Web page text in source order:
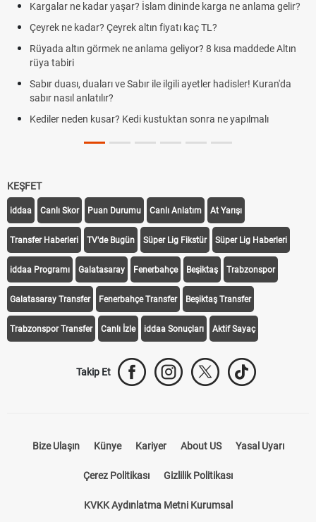
Kargalar ne kadar yaşar? İslam dininde karga ne anlama gelir?
Çeyrek ne kadar? Çeyrek altın fiyatı kaç TL?
Rüyada altın görmek ne anlama geliyor? 8 kısa maddede Altın
rüya tabiri
Sabır duası, duaları ve Sabır ile ilgili ayetler hadisler! Kuran'da
sabır nasıl anlatılır?
Kediler neden kusar? Kedi kustuktan sonra ne yapılmalı
KEŞFET
iddaa Canlı Skor Puan Durumu Canlı Anlatım At Yarışı
Transfer Haberleri TV'de Bugün Süper Lig Fikstür Süper Lig Haberleri
iddaa Programı Galatasaray Fenerbahçe Beşiktaş Trabzonspor
Galatasaray Transfer Fenerbahçe Transfer Beşiktaş Transfer
Trabzonspor Transfer Canlı İzle iddaa Sonuçları Aktif Sayaç
Takip Et
Bize Ulaşın Künye Kariyer About US Yasal Uyarı
Çerez Politikası Gizlilik Politikası
KVKK Aydınlatma Metni Kurumsal